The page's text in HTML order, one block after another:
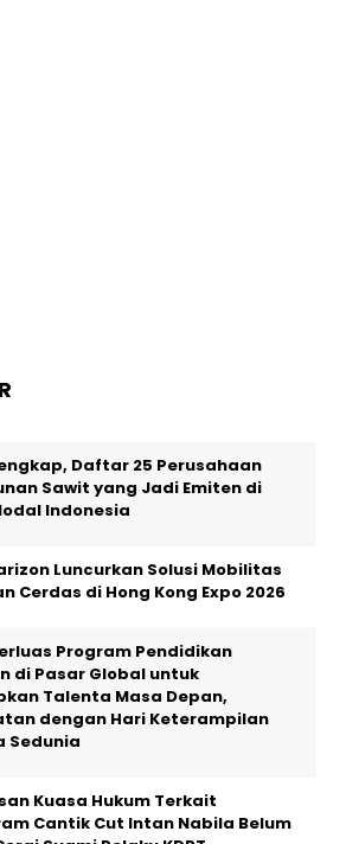
Daftar 25 Perusahaan
Sawit yang Jadi Emiten di
Indonesia
Luncurkan Solusi Mobilitas
Cerdas di Hong Kong Expo 2026
Program Pendidikan
di Pasar Global untuk
Talenta Masa Depan,
dengan Hari Keterampilan
Sedunia
Kuasa Hukum Terkait
Cantik Cut Intan Nabila Belum